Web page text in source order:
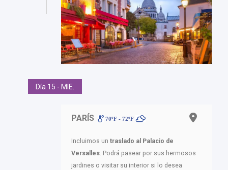
Día 15 - MIE.
PARÍS 70ºF - 72ºF
Incluimos un traslado al Palacio de
Versalles. Podrá pasear por sus hermosos
jardines o visitar su interior si lo desea